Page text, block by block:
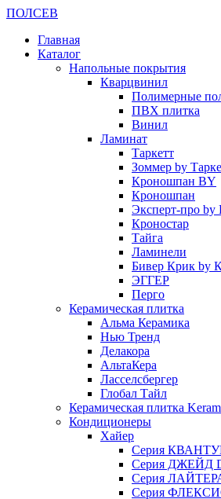
ПОЛСЕВ
Главная
Каталог
Напольные покрытия
Кварцвинил
Полимерные
ПВХ плитка
Винил
Ламинат
Таркетт
Зоммер by
Кроношпан BY
Кроношпан
Эксперт-про
Кроностар
Тайга
Ламинели
Бивер Крик by
ЭГГЕР
Перго
Керамическая плитка
Альма Керамика
Нью Тренд
Делакора
АльтаКера
Ласселсбергер
Глобал Тайл
Керамическая плитка
Кондиционеры
Хайер
Серия
Серия ДЖЕЙД
Серия
Серия